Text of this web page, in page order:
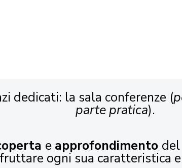
dedicati: la sala conferenze (
parte pratica).
e approfondimento
ogni sua caratteristica